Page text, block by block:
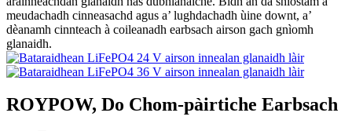
meudachadh cinneasachd agus a’ lughdachadh ùine downt, a’
dèanamh cinnteach à coileanadh earbsach airson gach gnìomh
glanaidh.
ROYPOW, Do Chom-pàirtiche Earbsach